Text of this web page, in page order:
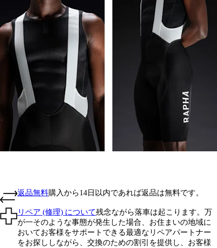
返品無料購入から14日以内であれば返品は無料です。
リペア (修理) について残念ながら落車は起こります。万
が一そのような事態が発生した場合、お住まいの地域に
おいてお客様をサポートできる最適なリペアパートナー
をお探ししながら、交換のための割引を提供し、お客様